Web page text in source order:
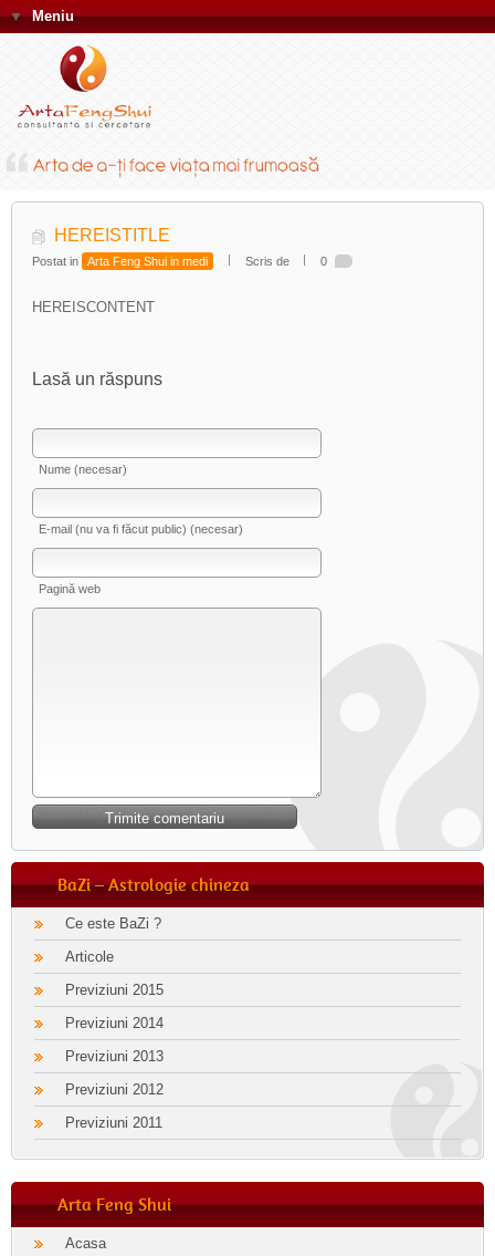
▼Meniu
HEREISTITLE
Postat in Arta Feng Shui in medi Scris de 0
HEREISCONTENT
Lasă un răspuns
Nume (necesar)
E-mail (nu va fi făcut public) (necesar)
Pagină web
BaZi – Astrologie chineza
Ce este BaZi ?
Articole
Previziuni 2015
Previziuni 2014
Previziuni 2013
Previziuni 2012
Previziuni 2011
Arta Feng Shui
Acasa